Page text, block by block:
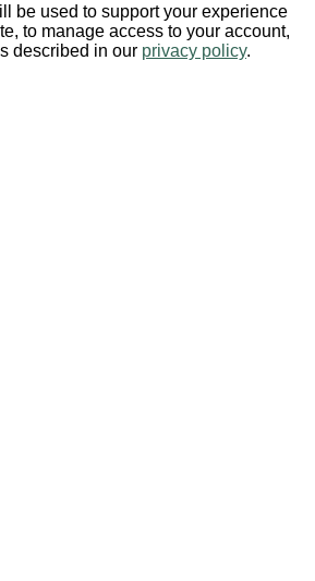
be used to support your experience
to manage access to your account,
described in our privacy policy.